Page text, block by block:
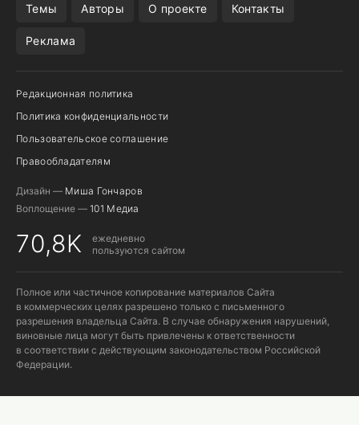
Темы Авторы О проекте Контакты
Реклама
Редакционная политика
Политика конфиденциальности
Пользовательское соглашение
Правообладателям
Дизайн — Миша Гончаров
Воплощение — 101 Медиа
70,8K
ежедневно
пользуются сайтом
Полное или частичное копирование материалов Сайта
в коммерческих целях разрешено только с письменного
разрешения владельца Сайта. В случае обнаружения нарушений,
виновные лица могут быть привлечены к ответственности
в соответствии с действующим законодательством Российской
Федерации.